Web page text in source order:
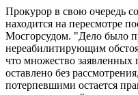
Прокурор в свою очередь
находится на пересмотре
Мосгорсудом. "Дело было
нереабилитирующим
что множество заявленных
оставлено без
потерпевшими остается